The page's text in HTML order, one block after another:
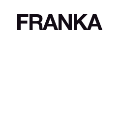
FRANKA